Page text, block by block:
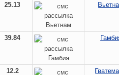
25.13
39.84
12.2